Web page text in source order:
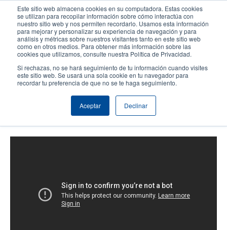
Este sitio web almacena cookies en su computadora. Estas cookies
se utilizan para recopilar información sobre cómo interactúa con
nuestro sitio web y nos permiten recordarlo. Usamos esta información
para mejorar y personalizar su experiencia de navegación y para
análisis y métricas sobre nuestros visitantes tanto en este sitio web
como en otros medios. Para obtener más información sobre las
cookies que utilizamos, consulte nuestra Política de Privacidad.
Si rechazas, no se hará seguimiento de tu información cuando visites
este sitio web. Se usará una sola cookie en tu navegador para
recordar tu preferencia de que no se te haga seguimiento.
Aceptar Declinar
contenido
principal
User
account
menu
User
Header
Selector de productos
TDP-247/345: Carga de papel en
modo despegar